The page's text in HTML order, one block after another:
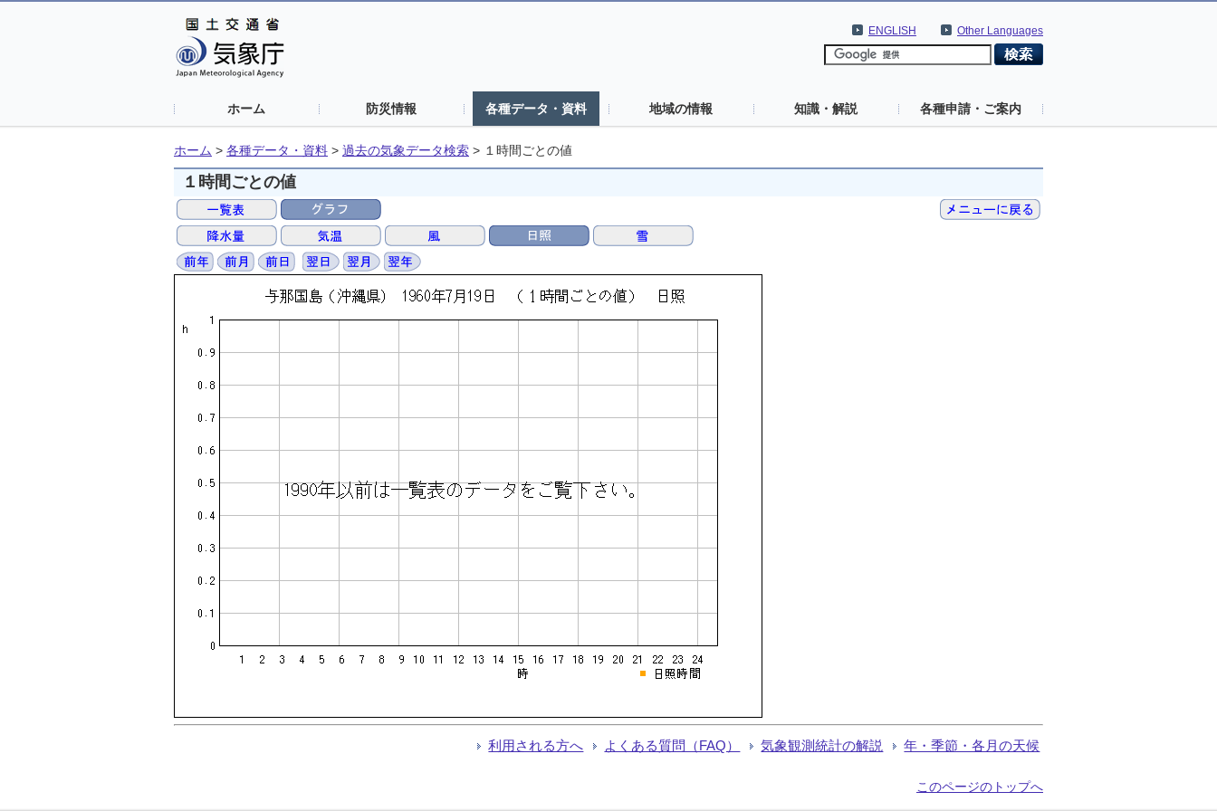
Other Languages
ENGLISH
ホーム 防災情報 各種データ・資料 地域の情報 知識・解説 各種申請・ご案内
ホーム > 各種データ・資料 > 過去の気象データ検索 > １時間ごとの値
１時間ごとの値
利用される方へ よくある質問（FAQ） 気象観測統計の解説 年・季節・各月の天候
このページのトップへ